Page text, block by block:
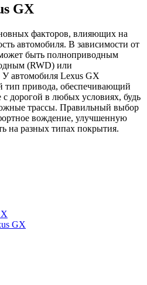
GX
факторов, влияющих на
автомобиля. В зависимости от
быть полноприводным
(RWD) или
автомобиля Lexus GX
тип привода, обеспечивающий
дорогой в любых условиях, будь
трассы. Правильный выбор
вождение, улучшенную
на разных типах покрытия.
GX